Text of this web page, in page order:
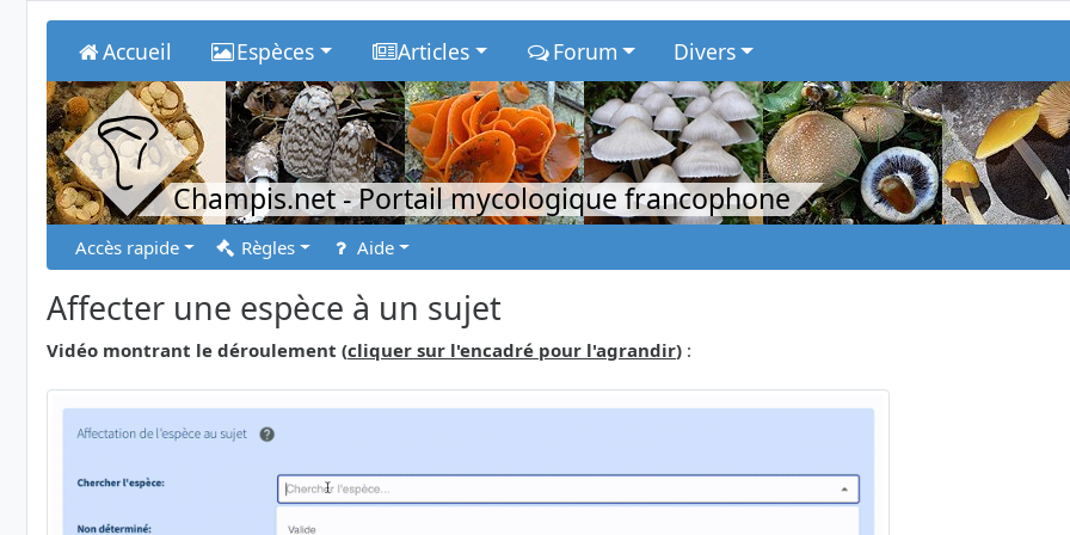
Accueil Espèces Articles Forum Divers
Champis.net- Portail mycologique francophone
Accès rapide Règles Aide
Affecter une espèce à un sujet
Vidéo montrant le déroulement (cliquer sur l'encadré pour l'agrandir) :